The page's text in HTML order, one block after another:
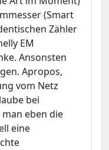
(Smart
Zähler
EM
Ansonsten
Apropos,
vom Netz
bei
eben die
eine